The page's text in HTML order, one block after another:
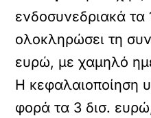
ενδοσυνεδριακά
ολοκληρώσει τη
ευρώ, με χαμηλό
Η κεφαλαιοποίηση
φορά τα 3 δισ.